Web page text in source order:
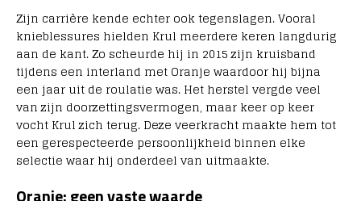
Zijn carrière kende echter ook tegenslagen. Vooral
knieblessures hielden Krul meerdere keren langdurig
aan de kant. Zo scheurde hij in 2015 zijn kruisband
tijdens een interland met Oranje waardoor hij bijna
een jaar uit de roulatie was. Het herstel vergde veel
van zijn doorzettingsvermogen, maar keer op keer
vocht Krul zich terug. Deze veerkracht maakte hem tot
een gerespecteerde persoonlijkheid binnen elke
selectie waar hij onderdeel van uitmaakte.
Oranje: geen vaste waarde